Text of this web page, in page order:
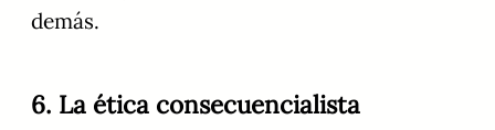
demás.
6. La ética consecuencialista